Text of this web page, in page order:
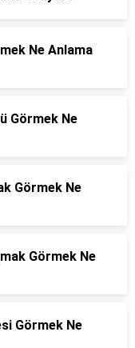
Ne Anlama
Görmek Ne
Görmek Ne
Görmek Ne
Görmek Ne